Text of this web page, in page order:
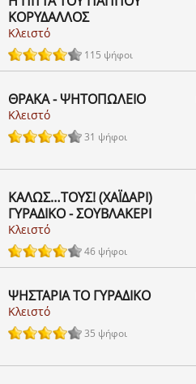
ΚΟΡΥΔΑΛΛΟΣ
Κλειστό
115 ψήφοι
ΘΡΑΚΑ - ΨΗΤΟΠΩΛΕΙΟ
Κλειστό
31 ψήφοι
ΚΑΛΩΣ…ΤΟΥΣ! (ΧΑΪΔΑΡΙ)
ΓΥΡΑΔΙΚΟ - ΣΟΥΒΛΑΚΕΡΙ
Κλειστό
46 ψήφοι
ΨΗΣΤΑΡΙΑ ΤΟ ΓΥΡΑΔΙΚΟ
Κλειστό
35 ψήφοι